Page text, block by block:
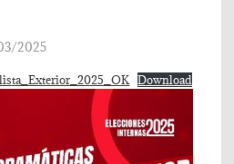
2025
Download